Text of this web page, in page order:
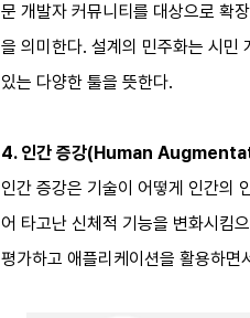
문 개발자 커뮤니티를 대상으로 확
을 의미한다. 설계의 민주화는 시민
있는 다양한 툴을 뜻한다.
4. 인간 증강(Human
인간 증강은 기술이 어떻게 인간의
어 타고난 신체적 기능을 변화시킴
평가하고 애플리케이션을 활용하